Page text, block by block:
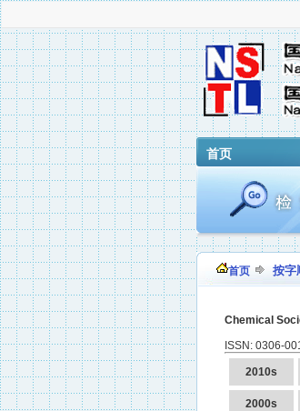
首页
首页 按字
Chemical
ISSN: 0306-
2010s
2000s